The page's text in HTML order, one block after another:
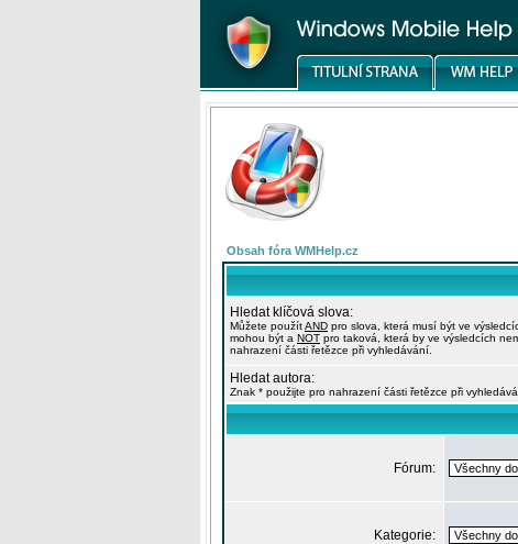
Obsah fóra WMHelp.cz
Hledat klíčová slova:
Můžete použítAND pro slova, která musí být ve
mohou být a NOT pro taková, která by ve výsledcích
nahrazení části řetězce při vyhledávání.
Hledat autora:
Znak * použijte pro nahrazení části řetězce při
Fórum:
Kategorie: